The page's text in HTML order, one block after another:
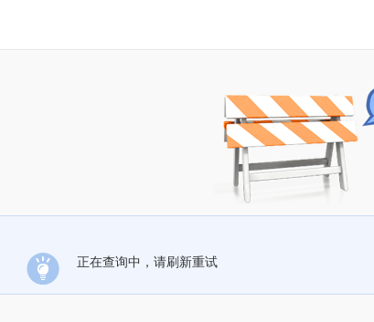
正在查询中，请刷新重试